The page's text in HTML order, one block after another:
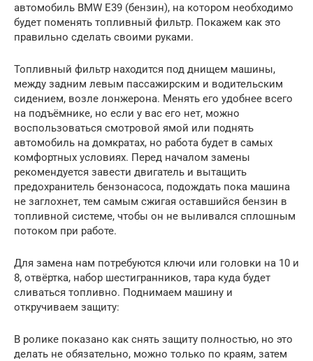
автомобиль BMW E39 (бензин), на котором необходимо
будет поменять топливный фильтр. Покажем как это
правильно сделать своими руками.
Топливный фильтр находится под днищем машины,
между задним левым пассажирским и водительским
сидением, возле лонжерона. Менять его удобнее всего
на подъёмнике, но если у вас его нет, можно
воспользоваться смотровой ямой или поднять
автомобиль на домкратах, но работа будет в самых
комфортных условиях. Перед началом замены
рекомендуется завести двигатель и вытащить
предохранитель бензонасоса, подождать пока машина
не заглохнет, тем самым сжигая оставшийся бензин в
топливной системе, чтобы он не выливался сплошным
потоком при работе.
Для замена нам потребуются ключи или головки на 10 и
8, отвёртка, набор шестигранников, тара куда будет
сливаться топливно. Поднимаем машину и
откручиваем защиту:
В ролике показано как снять защиту полностью, но это
делать не обязательно, можно только по краям, затем